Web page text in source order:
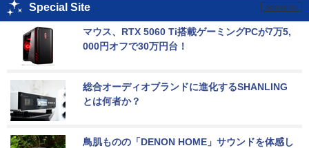
Special Site
マウス、RTX 5060 Ti搭載ゲーミングPCが7万5,
000円オフで30万円台！
総合オーディオブランドに進化するSHANLING
とは何者か？
鳥肌ものの「DENON HOME」サウンドを体感し